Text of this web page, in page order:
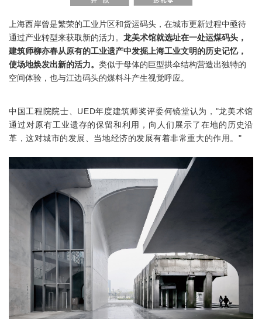
上海西岸曾是繁荣的工业片区和货运码头，在城市更新过程中亟待
通过产业转型来获取新的活力。 龙美术馆就选址在一处运煤码头，
建筑师柳亦春从原有的工业遗产中发掘上海工业文明的历史记忆，
使场地焕发出新的活力。 类似于母体的巨型拱伞结构营造出独特的
空间体验，也与江边码头的煤料斗产生视觉呼应。
中国工程院院士、UED年度建筑师奖评委何镜堂认为，"龙美术馆
通过对原有工业遗存的保留和利用，向人们展示了在地的历史沿
革，这对城市的发展、当地经济的发展有着非常重大的作用。 "